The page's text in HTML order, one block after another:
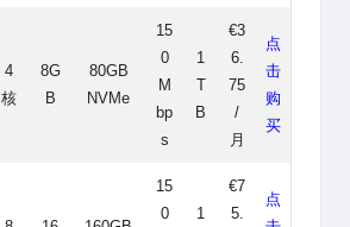
4
核
8G
B
80GB
NVMe
15
0
M
bp
s
1
T
B
€3
6.
75
/
月
点
击
购
买
15
0
1
€7
5.
点